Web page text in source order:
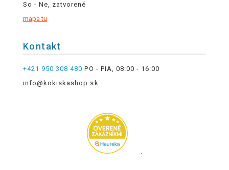
So - Ne, zatvorené
mapa tu
Kontakt
+421 950 308 480 PO - PIA, 08:00 - 16:00
info@kokiskashop.sk
.